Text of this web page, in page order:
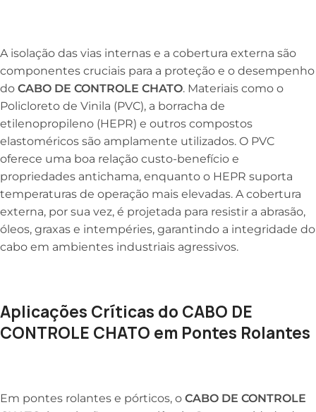
A isolação das vias internas e a cobertura externa são
componentes cruciais para a proteção e o desempenho
do CABO DE CONTROLE CHATO. Materiais como o
Policloreto de Vinila (PVC), a borracha de
etilenopropileno (HEPR) e outros compostos
elastoméricos são amplamente utilizados. O PVC
oferece uma boa relação custo-benefício e
propriedades antichama, enquanto o HEPR suporta
temperaturas de operação mais elevadas. A cobertura
externa, por sua vez, é projetada para resistir a abrasão,
óleos, graxas e intempéries, garantindo a integridade do
cabo em ambientes industriais agressivos.
Aplicações Críticas do CABO DE
CONTROLE CHATO em Pontes Rolantes
Em pontes rolantes e pórticos, o CABO DE CONTROLE